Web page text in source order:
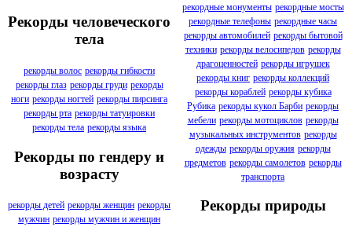
Рекорды человеческого
тела
рекорды волос рекорды гибкости
рекорды глаз рекорды груди рекорды
ноги рекорды ногтей рекорды пирсинга
рекорды рта рекорды татуировки
рекорды тела рекорды языка
Рекорды по гендеру и
возрасту
рекорды детей рекорды женщин рекорды
мужчин рекорды мужчин и женщин
рекордные монументы рекордные мосты
рекордные телефоны рекордные часы
рекорды автомобилей рекорды бытовой
техники рекорды велосипедов рекорды
драгоценностей рекорды игрушек
рекорды книг рекорды коллекций
рекорды кораблей рекорды кубика
Рубика рекорды кукол Барби рекорды
мебели рекорды мотоциклов рекорды
музыкальных инструментов рекорды
одежды рекорды оружия рекорды
предметов рекорды самолетов рекорды
транспорта
Рекорды природы